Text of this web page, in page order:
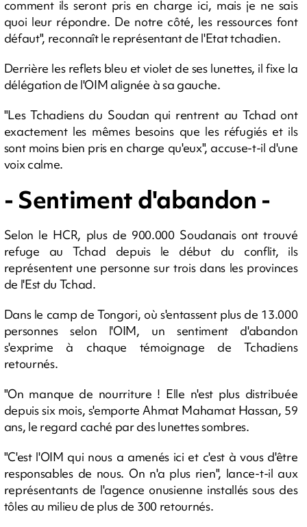
comment ils seront pris en charge ici, mais je ne sais
quoi leur répondre. De notre côté, les ressources font
défaut", reconnaît le représentant de l'Etat tchadien.
Derrière les reflets bleu et violet de ses lunettes, il fixe la
délégation de l'OIM alignée à sa gauche.
"Les Tchadiens du Soudan qui rentrent au Tchad ont
exactement les mêmes besoins que les réfugiés et ils
sont moins bien pris en charge qu'eux", accuse-t-il d'une
voix calme.
- Sentiment d'abandon -
Selon le HCR, plus de 900.000 Soudanais ont trouvé
refuge au Tchad depuis le début du conflit, ils
représentent une personne sur trois dans les provinces
de l'Est du Tchad.
Dans le camp de Tongori, où s'entassent plus de 13.000
personnes selon l'OIM, un sentiment d'abandon
s'exprime à chaque témoignage de Tchadiens
retournés.
"On manque de nourriture ! Elle n'est plus distribuée
depuis six mois, s'emporte Ahmat Mahamat Hassan, 59
ans, le regard caché par des lunettes sombres.
"C'est l'OIM qui nous a amenés ici et c'est à vous d'être
responsables de nous. On n'a plus rien", lance-t-il aux
représentants de l'agence onusienne installés sous des
tôles au milieu de plus de 300 retournés.